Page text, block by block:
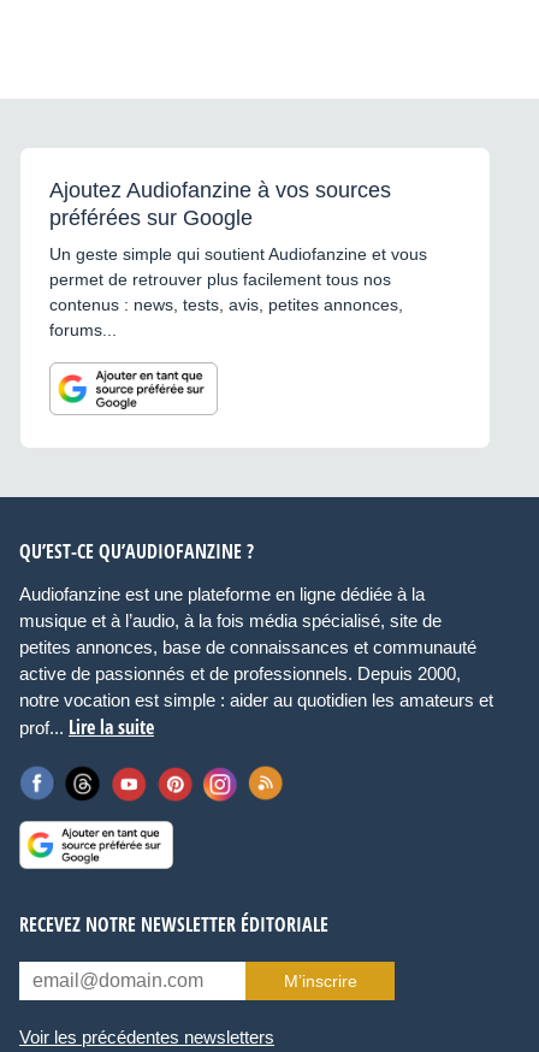
Ajoutez Audiofanzine à vos sources
préférées sur Google
Un geste simple qui soutient Audiofanzine et vous
permet de retrouver plus facilement tous nos
contenus : news, tests, avis, petites annonces,
forums...
QU’EST-CE QU’AUDIOFANZINE ?
Audiofanzine est une plateforme en ligne dédiée à la
musique et à l’audio, à la fois média spécialisé, site de
petites annonces, base de connaissances et communauté
active de passionnés et de professionnels. Depuis 2000,
notre vocation est simple : aider au quotidien les amateurs et
prof... Lire la suite
RECEVEZ NOTRE NEWSLETTER ÉDITORIALE
M’inscrire
Voir les précédentes newsletters